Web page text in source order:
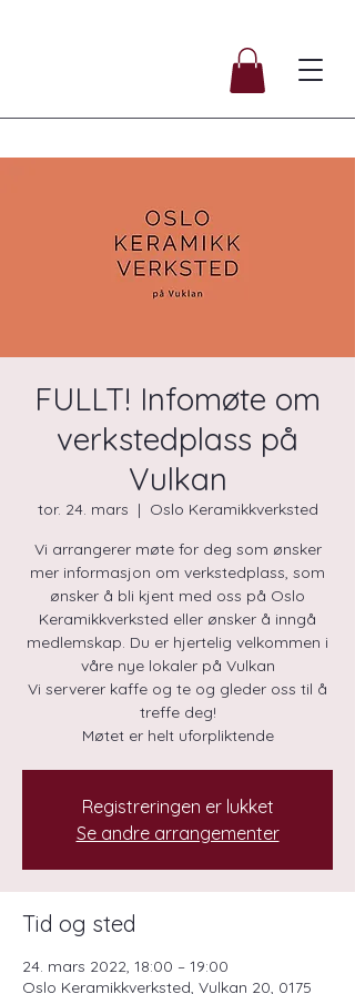
FULLT! Infomøte om
verkstedplass på
Vulkan
tor. 24. mars
  |
Oslo Keramikkverksted
Vi arrangerer møte for deg som ønsker
mer informasjon om verkstedplass, som
ønsker å bli kjent med oss på Oslo
Keramikkverksted eller ønsker å inngå
medlemskap. Du er hjertelig velkommen i
våre nye lokaler på Vulkan
Vi serverer kaffe og te og gleder oss til å
treffe deg!
Møtet er helt uforpliktende
Registreringen er lukket
Se andre arrangementer
Tid og sted
24. mars 2022, 18:00 – 19:00
Oslo Keramikkverksted, Vulkan 20, 0175